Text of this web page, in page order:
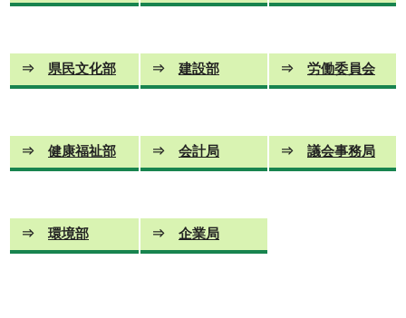
⇒ 県民文化部 ⇒ 建設部 ⇒ 労働委員会
⇒ 健康福祉部 ⇒ 会計局 ⇒ 議会事務局
⇒ 環境部 ⇒ 企業局